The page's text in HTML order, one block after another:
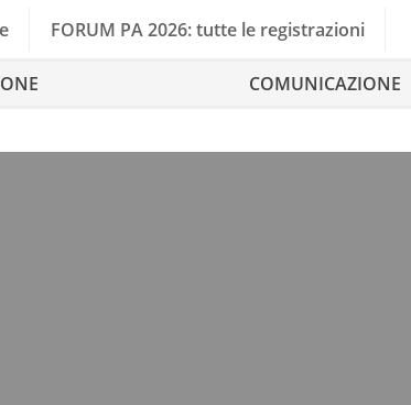
FORUM PA 2026: tutte le registrazioni
COMUNICAZIONE